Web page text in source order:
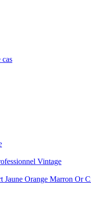
cas
Vintage
Jaune Orange Marron Or